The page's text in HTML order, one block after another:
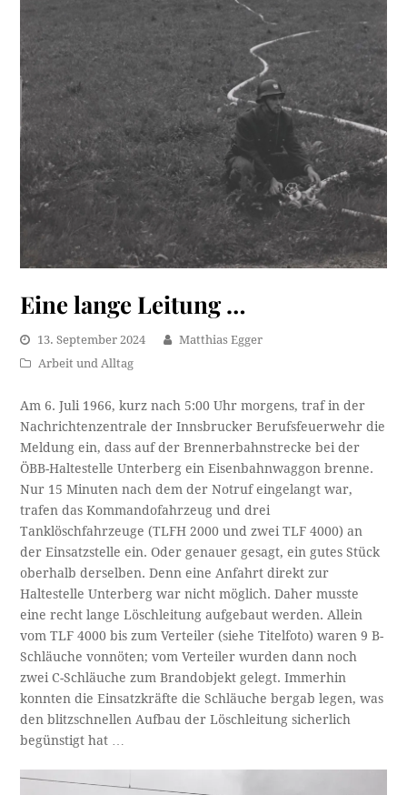
Eine lange Leitung …
13. September 2024
Matthias Egger
Arbeit und Alltag
Am 6. Juli 1966, kurz nach 5:00 Uhr morgens, traf in der
Nachrichtenzentrale der Innsbrucker Berufsfeuerwehr die
Meldung ein, dass auf der Brennerbahnstrecke bei der
ÖBB-Haltestelle Unterberg ein Eisenbahnwaggon brenne.
Nur 15 Minuten nach dem der Notruf eingelangt war,
trafen das Kommandofahrzeug und drei
Tanklöschfahrzeuge (TLFH 2000 und zwei TLF 4000) an
der Einsatzstelle ein. Oder genauer gesagt, ein gutes Stück
oberhalb derselben. Denn eine Anfahrt direkt zur
Haltestelle Unterberg war nicht möglich. Daher musste
eine recht lange Löschleitung aufgebaut werden. Allein
vom TLF 4000 bis zum Verteiler (siehe Titelfoto) waren 9 B-
Schläuche vonnöten; vom Verteiler wurden dann noch
zwei C-Schläuche zum Brandobjekt gelegt. Immerhin
konnten die Einsatzkräfte die Schläuche bergab legen, was
den blitzschnellen Aufbau der Löschleitung sicherlich
begünstigt hat …